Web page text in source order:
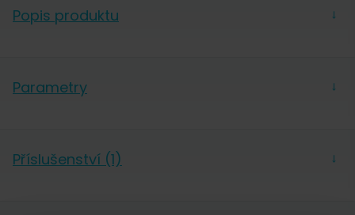
Popis produktu →
nedojde
raz dva. Jenom si budete muset 18–24 hodin
Parametry →
Příslušenství (1) →